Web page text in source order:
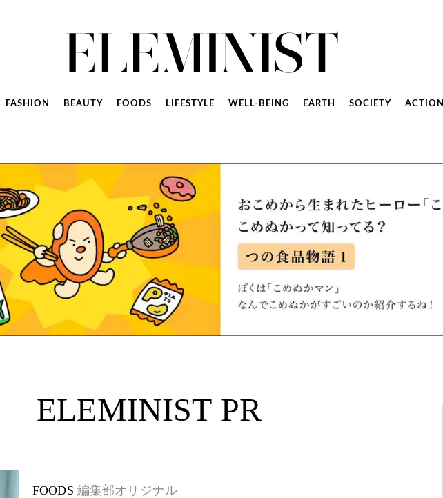
FASHION BEAUTY FOODS LIFESTYLE WELL-BEING EARTH SOCIETY ACTION
ELEMINIST PR
FOODS 編集部オリジナル